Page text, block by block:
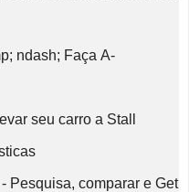
ndash; Faça A-
seu carro a Stall
Pesquisa, comparar e Get